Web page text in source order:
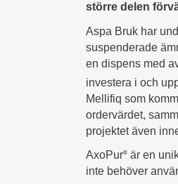
större delen
Aspa Bruk har
suspenderade
en dispens med
investera i och
Mellifiq som
ordervärdet,
projektet även
AxoPur® är en
inte behöver